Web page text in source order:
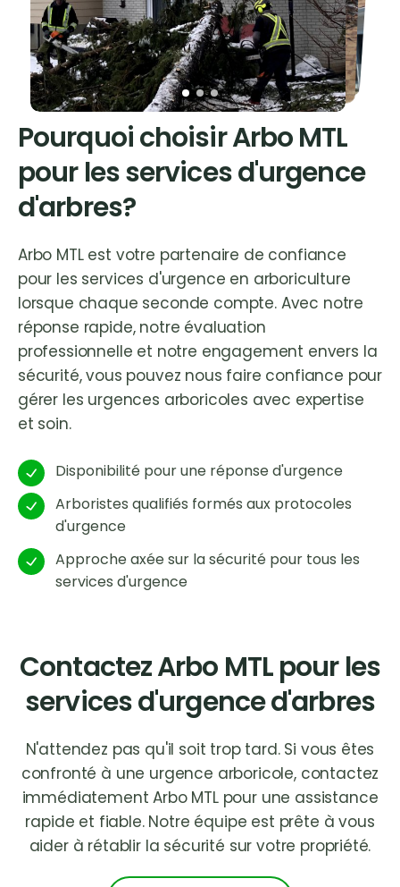
Pourquoi choisir Arbo MTL
pour les services d'urgence
d'arbres?
Arbo MTL est votre partenaire de confiance
pour les services d'urgence en arboriculture
lorsque chaque seconde compte. Avec notre
réponse rapide, notre évaluation
professionnelle et notre engagement envers la
sécurité, vous pouvez nous faire confiance pour
gérer les urgences arboricoles avec expertise
et soin.
Disponibilité pour une réponse d'urgence
Arboristes qualifiés formés aux protocoles
d'urgence
Approche axée sur la sécurité pour tous les
services d'urgence
Contactez Arbo MTL pour les
services d'urgence d'arbres
N'attendez pas qu'il soit trop tard. Si vous êtes
confronté à une urgence arboricole, contactez
immédiatement Arbo MTL pour une assistance
rapide et fiable. Notre équipe est prête à vous
aider à rétablir la sécurité sur votre propriété.